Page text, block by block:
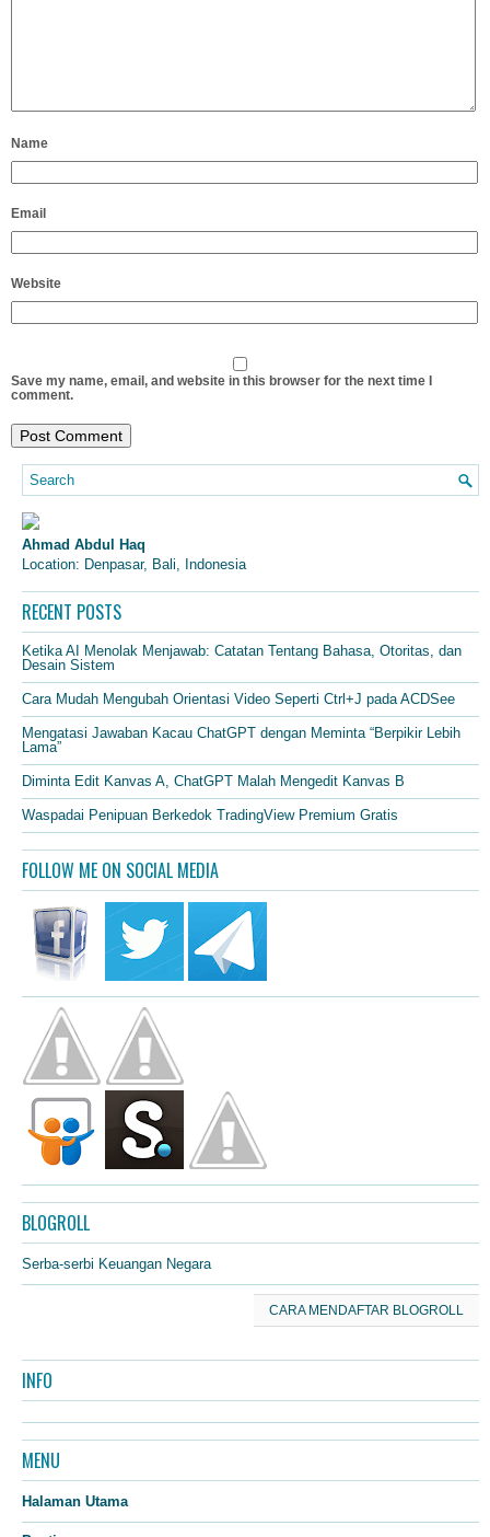
Name
Email
Website
Save my name, email, and website in this browser for the next time I
comment.
Ahmad Abdul Haq
Location: Denpasar, Bali, Indonesia
RECENT POSTS
Ketika AI Menolak Menjawab: Catatan Tentang Bahasa, Otoritas, dan
Desain Sistem
Cara Mudah Mengubah Orientasi Video Seperti Ctrl+J pada ACDSee
Mengatasi Jawaban Kacau ChatGPT dengan Meminta “Berpikir Lebih
Lama”
Diminta Edit Kanvas A, ChatGPT Malah Mengedit Kanvas B
Waspadai Penipuan Berkedok TradingView Premium Gratis
FOLLOW ME ON SOCIAL MEDIA
BLOGROLL
Serba-serbi Keuangan Negara
CARA MENDAFTAR BLOGROLL
INFO
MENU
Halaman Utama